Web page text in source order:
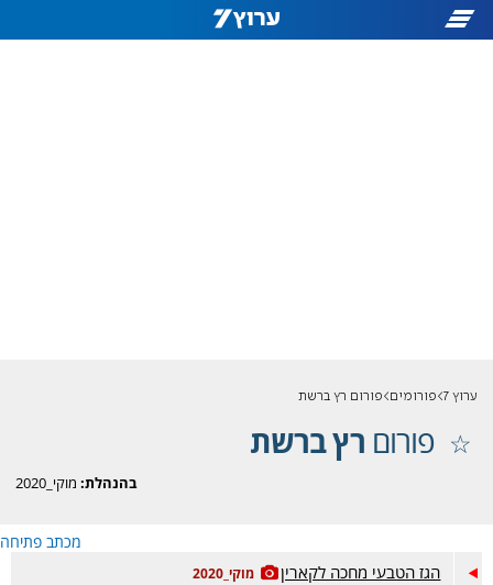
ערוץ 7 פורומים פורום רץ ברשת
פורום רץ ברשת
בהנהלת: מוקי_2020
מכתב פתיחה
הגז הטבעי מחכה לקארין מוקי_2020